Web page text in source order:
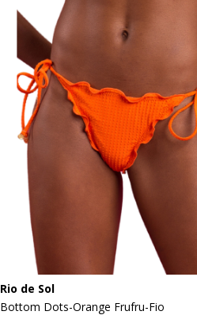
Rio de Sol
Bottom Dots-Orange Frufru-Fio